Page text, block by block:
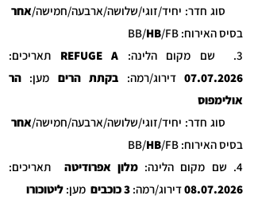
סוג חדר: יחיד/זוגי/שלושה/ארבעה/חמישה/אחר
בסיס האירוח: BB/
HB/FB
3. שם מקום הלינה:
REFUGE A תאריכים:
07.07.2026דירוג/רמה: בקתת הרים מען: הר
אולימפוס
סוג חדר: יחיד/זוגי/שלושה/ארבעה/חמישה/אחר
בסיס האירוח: BB/
HB/FB
4. שם מקום הלינה:
מלון אפרודיטה תאריכים:
08.07.2026דירוג/רמה: 3 כוכבים מען: ליטוכורו